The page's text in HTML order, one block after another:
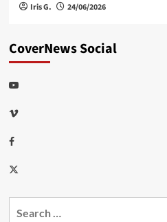
Iris G. 24/06/2026
CoverNews Social
Youtube
Vimeo
Facebook
Twitter